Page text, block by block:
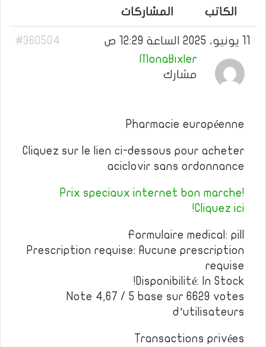
الكاتب المشاركات
#360504
MonaBixler
مشارك
Pharmacie européenne
Cliquez sur le lien ci-dessous pour acheter
aciclovir sans ordonnance
Prix speciaux internet bon marche!
Cliquez ici!
Formulaire medical: pill
Prescription requise: Aucune prescription
requise
Disponibilité: In Stock!
Note 4,67 / 5 base sur 6629 votes
d’utilisateurs
Transactions privées